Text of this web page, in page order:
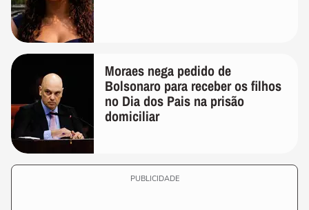
Moraes nega pedido de
Bolsonaro para receber os filhos
no Dia dos Pais na prisão
domiciliar
PUBLICIDADE